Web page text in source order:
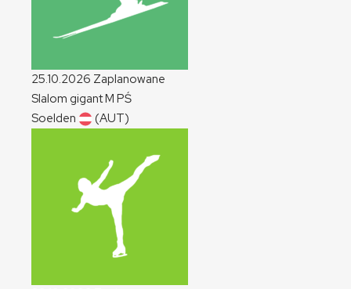
25.10.2026 Zaplanowane
Slalom gigantM PŚ
Soelden
(AUT)